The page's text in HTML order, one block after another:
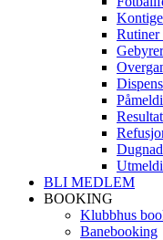
Rutiner
Dugnad
BLI MEDLEM
BOOKING
Klubbhus
Banebooking